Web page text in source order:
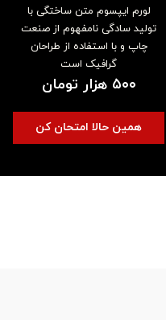
لورم ایپسوم متن ساختگی با
تولید سادگی نامفهوم از صنعت
چاپ و با استفاده از طراحان
گرافیک است
۵۰۰ هزار تومان
همین حالا امتحان کن